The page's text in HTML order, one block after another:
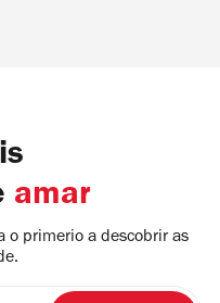
amar
o primerio a descobrir as